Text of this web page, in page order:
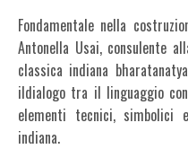
Fondamentale nella
Antonella Usai, consulente
classica indiana
ildialogo tra il linguaggio
elementi tecnici, simbolici
indiana.